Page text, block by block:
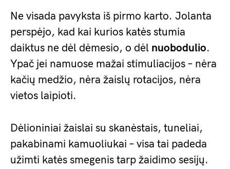
Ne visada pavyksta iš pirmo karto. Jolanta
perspėjo, kad kai kurios katės stumia
daiktus ne dėl dėmesio, o dėl nuobodulio.
Ypač jei namuose mažai stimuliacijos – nėra
kačių medžio, nėra žaislų rotacijos, nėra
vietos laipioti.
Dėlioniniai žaislai su skanėstais, tuneliai,
pakabinami kamuoliukai – visa tai padeda
užimti katės smegenis tarp žaidimo sesijų.